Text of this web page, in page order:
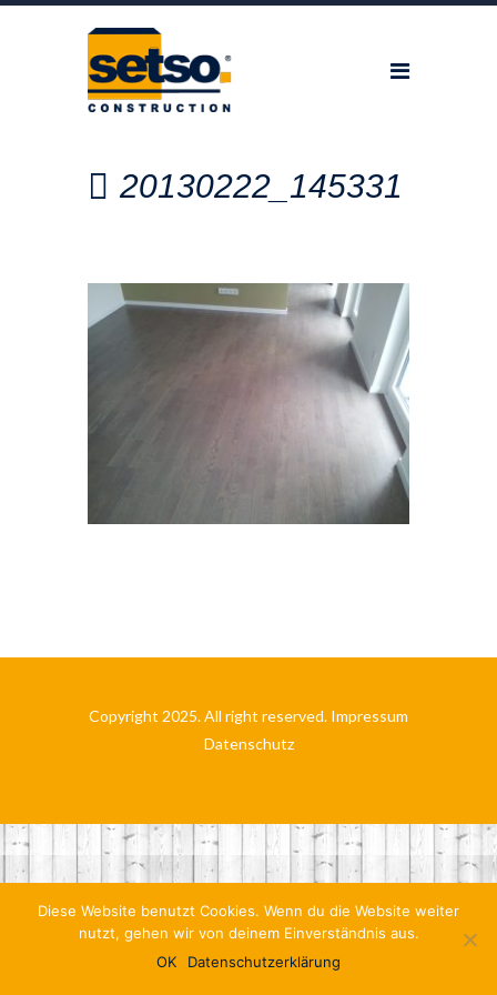
20130222_145331
Copyright 2025. All right reserved. Impressum
Datenschutz
Diese Website benutzt Cookies. Wenn du die Website weiter
nutzt, gehen wir von deinem Einverständnis aus.
OK
Datenschutzerklärung